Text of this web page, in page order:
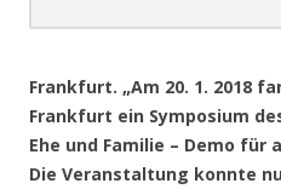
Frankfurt. „Am 20. 1. 2018
Frankfurt ein Symposium
Ehe und Familie – Demo für
Die Veranstaltung konnte